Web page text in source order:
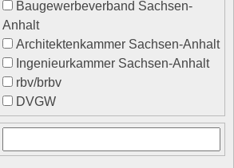
Baugewerbeverband Sachsen-
Anhalt
Architektenkammer Sachsen-Anhalt
Ingenieurkammer Sachsen-Anhalt
rbv/brbv
DVGW